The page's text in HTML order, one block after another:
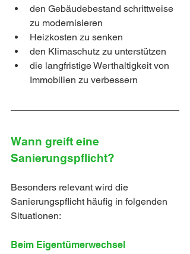
den Gebäudebestand schrittweise
zu modernisieren
Heizkosten zu senken
den Klimaschutz zu unterstützen
die langfristige Werthaltigkeit von
Immobilien zu verbessern
Wann greift eine
Sanierungspflicht?
Besonders relevant wird die
Sanierungspflicht häufig in folgenden
Situationen:
Beim Eigentümerwechsel